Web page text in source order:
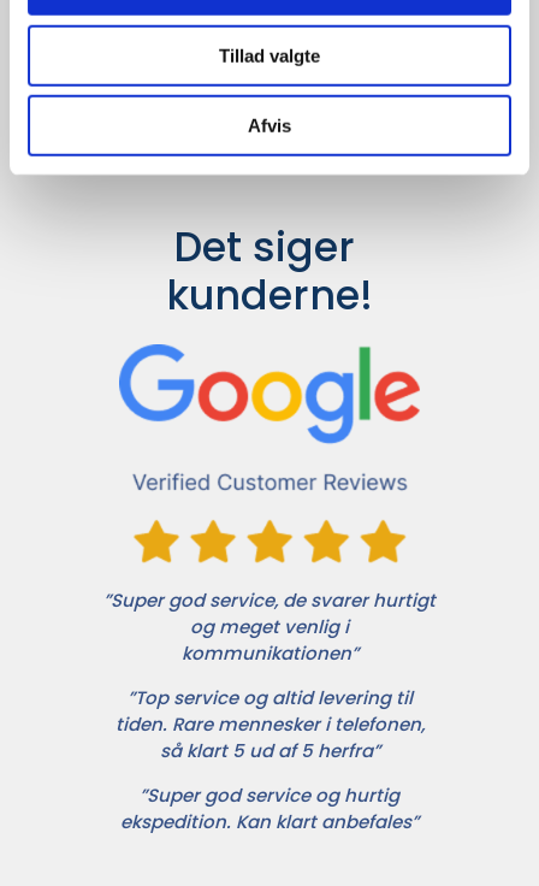
Tillad valgte
Afvis
forespørgsel tilinfo@syddesign.dk,
så finder vi det helt rigtige produkt
til en konkurrence dygtig pris.
Det siger
kunderne!
”Super god service, de svarer hurtigt
og meget venlig i
kommunikationen”
”Top service og altid levering til
tiden. Rare mennesker i telefonen,
så klart 5 ud af 5 herfra”
”Super god service og hurtig
ekspedition. Kan klart anbefales”